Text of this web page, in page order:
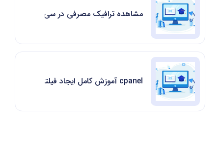
مشاهده ترافیک مصرفی در سی پنل cPanel
cpanel آموزش کامل ایجاد فیلتر برای ایمیل ها درسی پنل